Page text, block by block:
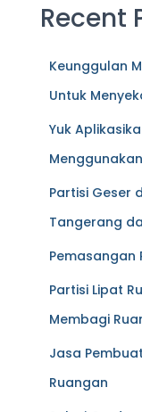
Recent
Keunggulan
Untuk
Yuk
Partisi Geser
Tangerang
Pemasangan
Partisi Lipat
Membagi
Jasa
Ruangan